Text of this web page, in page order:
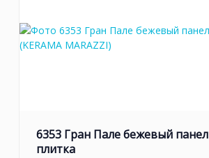
6353 Гран Пале бежевый
плитка